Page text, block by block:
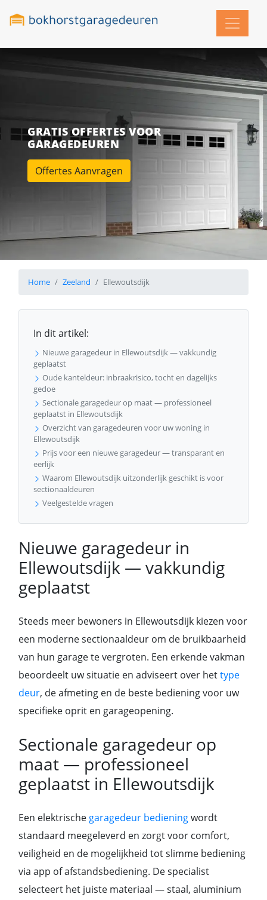
GRATIS OFFERTES VOOR
GARAGEDEUREN
Offertes Aanvragen
Home Zeeland Ellewoutsdijk
In dit artikel:
Nieuwe garagedeur in Ellewoutsdijk — vakkundig
geplaatst
Oude kanteldeur: inbraakrisico, tocht en dagelijks
gedoe
Sectionale garagedeur op maat — professioneel
geplaatst in Ellewoutsdijk
Overzicht van garagedeuren voor uw woning in
Ellewoutsdijk
Prijs voor een nieuwe garagedeur — transparant en
eerlijk
Waarom Ellewoutsdijk uitzonderlijk geschikt is voor
sectionaaldeuren
Veelgestelde vragen
Nieuwe garagedeur in
Ellewoutsdijk — vakkundig
geplaatst
Steeds meer bewoners in Ellewoutsdijk kiezen voor
een moderne sectionaaldeur om de bruikbaarheid
van hun garage te vergroten. Een erkende vakman
beoordeelt uw situatie en adviseert over hettype
deur, de afmeting en de beste bediening voor uw
specifieke oprit en garageopening.
Sectionale garagedeur op
maat — professioneel
geplaatst in Ellewoutsdijk
Een elektrische garagedeur bedieningwordt
standaard meegeleverd en zorgt voor comfort,
veiligheid en de mogelijkheid tot slimme bediening
via app of afstandsbediening. De specialist
selecteert het juiste materiaal — staal, aluminium